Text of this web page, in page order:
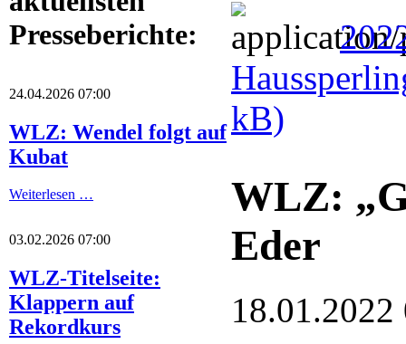
Presseberichte:
24.04.2026 07:00
WLZ: Wendel folgt auf
Kubat
Weiterlesen …
03.02.2026 07:00
WLZ-Titelseite:
Klappern auf
Rekordkurs
kB)
WLZ:
Eder
18.01.2022